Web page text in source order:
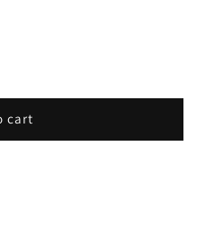
cart